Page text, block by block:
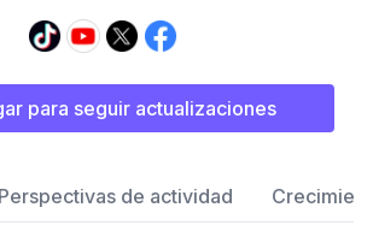
para seguir actualizaciones
Perspectivas de actividad